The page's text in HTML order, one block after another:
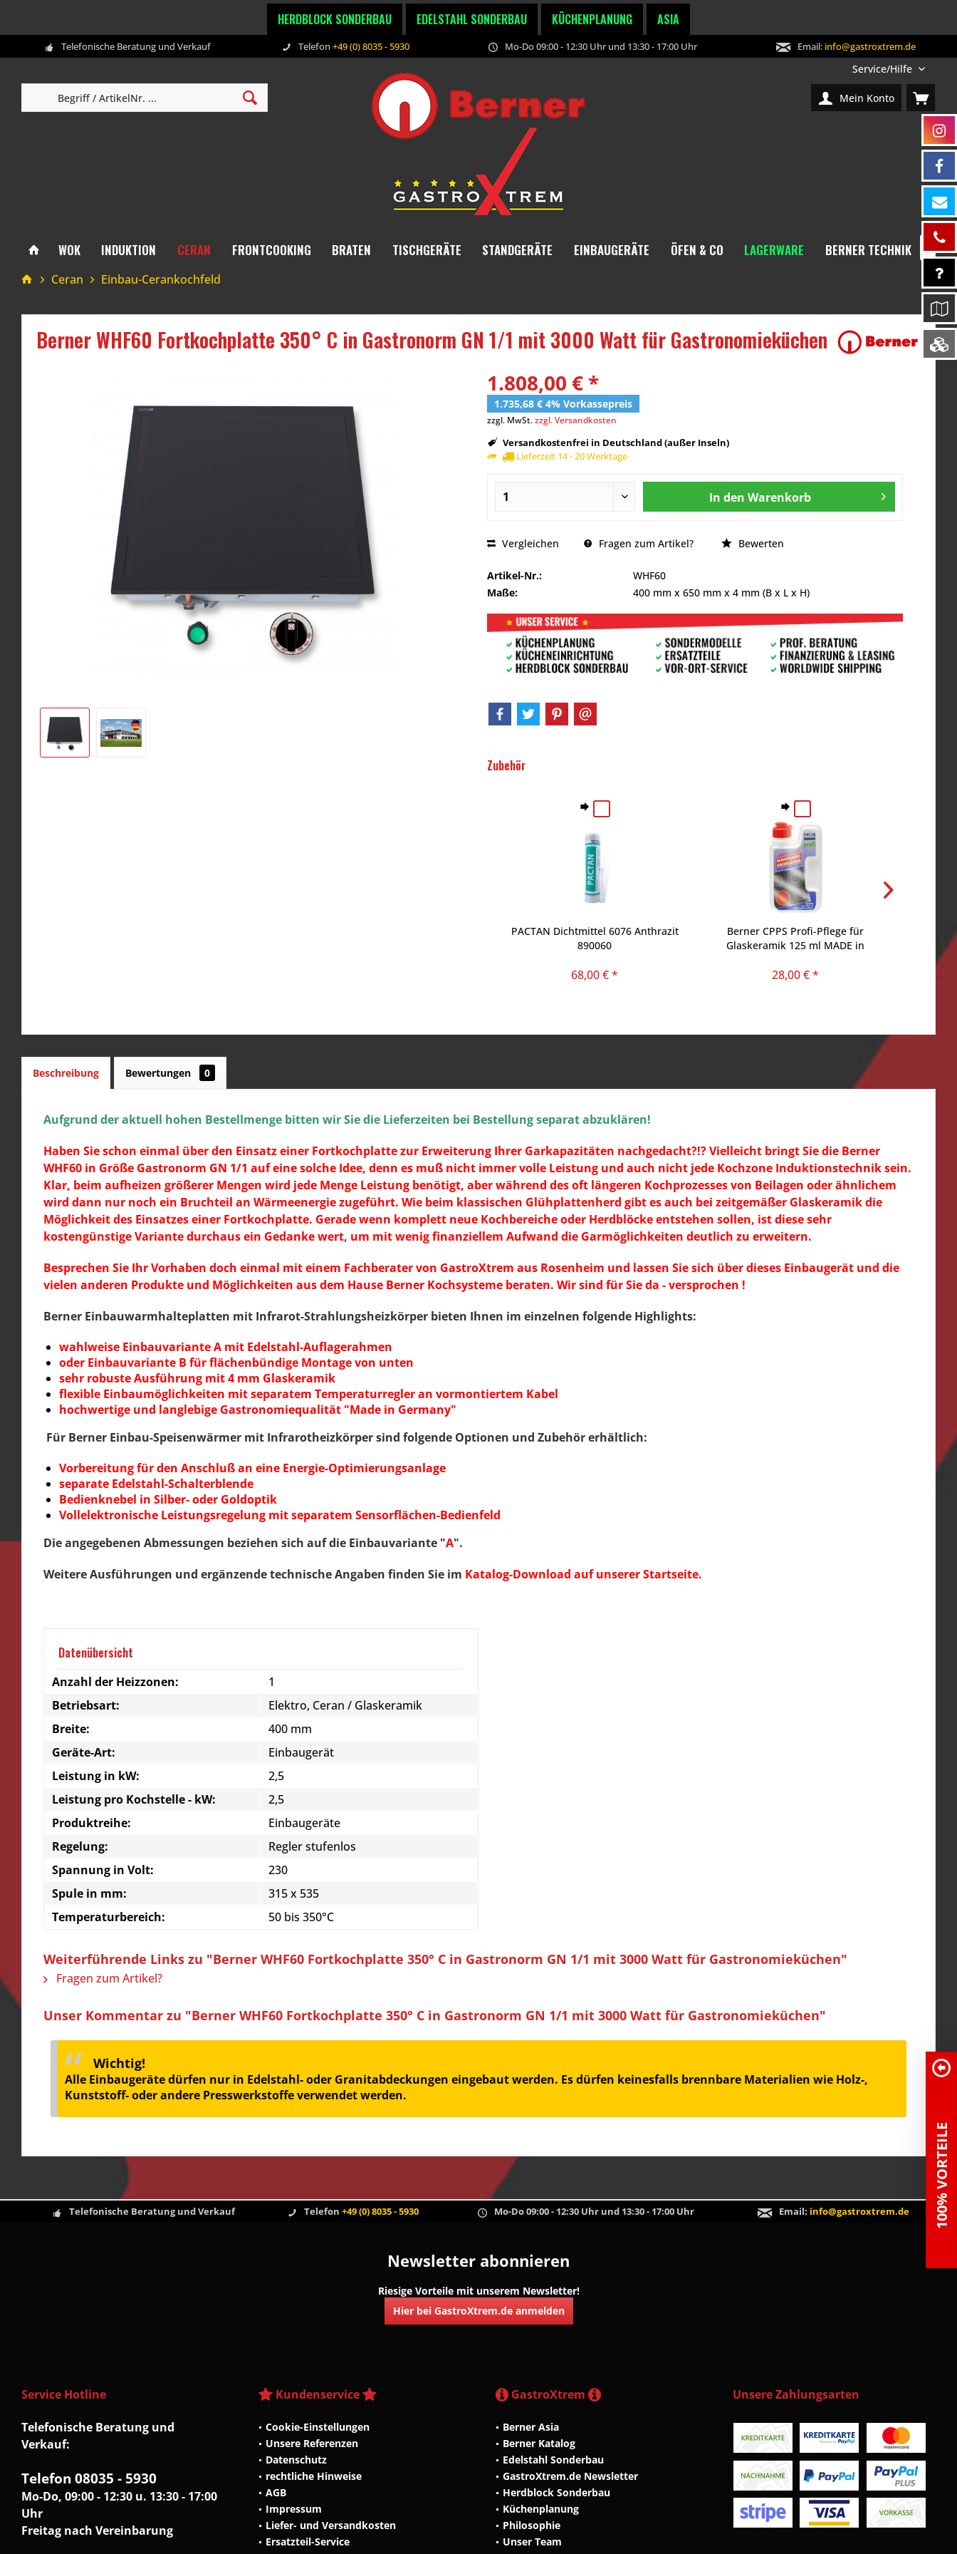
HERDBLOCK SONDERBAU EDELSTAHL SONDERBAU KÜCHENPLANUNG ASIA
Telefonische Beratung und Verkauf Telefon +49 (0) 8035 - 5930 Mo-Do 09:00 - 12:30 Uhr und 13:30 - 17:00 Uhr Email: info@gastroxtrem.de
Service/Hilfe
Mein Konto
WOK INDUKTION CERAN FRONTCOOKING BRATEN TISCHGERÄTE STANDGERÄTE EINBAUGERÄTE ÖFEN & CO LAGERWARE BERNER TECHNIK
Ceran Einbau-Cerankochfeld
Berner WHF60 Fortkochplatte 350° C in Gastronorm GN 1/1 mit 3000 Watt für Gastronomieküchen
1.808,00 € *
1.735,68 € 4% Vorkassepreis
zzgl. MwSt.zzgl. Versandkosten
Versandkostenfrei in Deutschland (außer Inseln)
Lieferzeit 14 - 20 Werktage
In den Warenkorb
Vergleichen Fragen zum Artikel? Bewerten
Artikel-Nr.:
WHF60
Maße:
400 mm x650 mm x4 mm (B x L x H)
Zubehör
PACTAN Dichtmittel 6076 Anthrazit
890060
68,00 € *
Berner CPPS Profi-Pflege für
Glaskeramik 125 ml MADE in
28,00 € *
Berner
Beschreibung Bewertungen 0
Aufgrund der aktuell hohen Bestellmenge bitten wir Sie die Lieferzeiten bei Bestellung separat abzuklären!
Haben Sie schon einmal über den Einsatz einer Fortkochplatte zur Erweiterung Ihrer Garkapazitäten nachgedacht?!? Vielleicht bringt Sie die Berner
WHF60 in Größe Gastronorm GN 1/1 auf eine solche Idee, denn es muß nicht immer volle Leistung und auch nicht jede Kochzone Induktionstechnik sein.
Klar, beim aufheizen größerer Mengen wird jede Menge Leistung benötigt, aber während des oft längeren Kochprozesses von Beilagen oder ähnlichem
wird dann nur noch ein Bruchteil an Wärmeenergie zugeführt. Wie beim klassischen Glühplattenherd gibt es auch bei zeitgemäßer Glaskeramik die
Möglichkeit des Einsatzes einer Fortkochplatte. Gerade wenn komplett neue Kochbereiche oder Herdblöcke entstehen sollen, ist diese sehr
kostengünstige Variante durchaus ein Gedanke wert, um mit wenig finanziellem Aufwand die Garmöglichkeiten deutlich zu erweitern.
Besprechen Sie Ihr Vorhaben doch einmal mit einem Fachberater von GastroXtrem aus Rosenheim und lassen Sie sich über dieses Einbaugerät und die
vielen anderen Produkte und Möglichkeiten aus dem Hause Berner Kochsysteme beraten. Wir sind für Sie da - versprochen !
Berner Einbauwarmhalteplatten mit Infrarot-Strahlungsheizkörper bieten Ihnen im einzelnen folgende Highlights:
wahlweise Einbauvariante A mit Edelstahl-Auflagerahmen
oder Einbauvariante B für flächenbündige Montage von unten
sehr robuste Ausführung mit 4 mm Glaskeramik
flexible Einbaumöglichkeiten mit separatem Temperaturregler an vormontiertem Kabel
hochwertige und langlebige Gastronomiequalität "Made in Germany"
Für Berner Einbau-Speisenwärmer mit Infrarotheizkörper sind folgende Optionen und Zubehör erhältlich:
Vorbereitung für den Anschluß an eine Energie-Optimierungsanlage
separate Edelstahl-Schalterblende
Bedienknebel in Silber- oder Goldoptik
Vollelektronische Leistungsregelung mit separatem Sensorflächen-Bedienfeld
Die angegebenen Abmessungen beziehen sich auf die Einbauvariante "A".
Weitere Ausführungen und ergänzende technische Angaben finden Sie im Katalog-Download auf unserer Startseite.
Datenübersicht
Anzahl der Heizzonen:
1
Betriebsart:
Elektro, Ceran / Glaskeramik
Breite:
400 mm
Geräte-Art:
Einbaugerät
Leistung in kW:
2,5
Leistung pro Kochstelle - kW:
2,5
Produktreihe:
Einbaugeräte
Regelung:
Regler stufenlos
Spannung in Volt:
230
Spule in mm:
315 x 535
Temperaturbereich:
50 bis 350°C
Weiterführende Links zu "Berner WHF60 Fortkochplatte 350° C in Gastronorm GN 1/1 mit 3000 Watt für Gastronomieküchen"
Fragen zum Artikel?
Unser Kommentar zu "Berner WHF60 Fortkochplatte 350° C in Gastronorm GN 1/1 mit 3000 Watt für Gastronomieküchen"
Wichtig!
Alle Einbaugeräte dürfen nur in Edelstahl- oder Granitabdeckungen eingebaut werden. Es dürfen keinesfalls brennbare Materialien wie Holz-,
Kunststoff- oder andere Presswerkstoffe verwendet werden.
Telefonische Beratung und Verkauf Telefon +49 (0) 8035 - 5930 Mo-Do 09:00 - 12:30 Uhr und 13:30 - 17:00 Uhr Email: info@gastroxtrem.de
Newsletter abonnieren
Riesige Vorteile mit unserem Newsletter!
Hier bei GastroXtrem.de anmelden
Service Hotline
Telefonische Beratung und
Verkauf:
Telefon 08035 - 5930
Mo-Do, 09:00 - 12:30 u. 13:30 - 17:00
Uhr
Freitag nach Vereinbarung
Kundenservice
Cookie-Einstellungen
Unsere Referenzen
Datenschutz
rechtliche Hinweise
AGB
Impressum
Liefer- und Versandkosten
Ersatzteil-Service
GastroXtrem
Berner Asia
Berner Katalog
Edelstahl Sonderbau
GastroXtrem.de Newsletter
Herdblock Sonderbau
Küchenplanung
Philosophie
Unser Team
Unsere Zahlungsarten
100% VORTEILE